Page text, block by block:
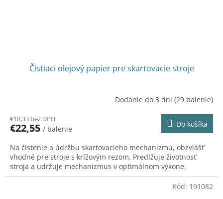
Čistiaci olejový papier pre skartovacie stroje
Dodanie do 3 dní (29 balenie)
€18,33 bez DPH
€22,55 / balenie
Do košíka
Na čistenie a údržbu skartovacieho mechanizmu, obzvlášť
vhodné pre stroje s krížovým rezom. Predlžuje životnosť
stroja a udržuje mechanizmus v optimálnom výkone.
Kód: 191082